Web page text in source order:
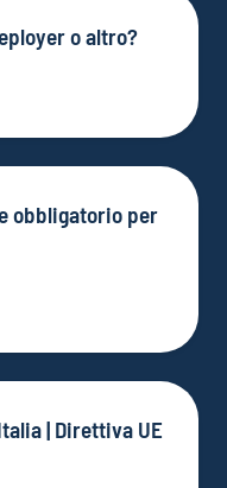
o altro?
obbligatorio per
| Direttiva UE